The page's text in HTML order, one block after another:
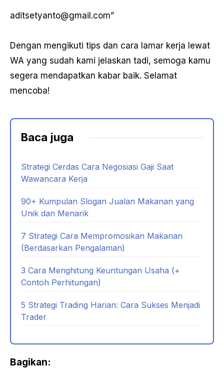
aditsetyanto@gmail.com”
Dengan mengikuti tips dan cara lamar kerja lewat
WA yang sudah kami jelaskan tadi, semoga kamu
segera mendapatkan kabar baik. Selamat
mencoba!
Baca juga
Strategi Cerdas Cara Negosiasi Gaji Saat
Wawancara Kerja
90+ Kumpulan Slogan Jualan Makanan yang
Unik dan Menarik
7 Strategi Cara Mempromosikan Makanan
(Berdasarkan Pengalaman)
3 Cara Menghitung Keuntungan Usaha (+
Contoh Perhitungan)
5 Strategi Trading Harian: Cara Sukses Menjadi
Trader
Bagikan: